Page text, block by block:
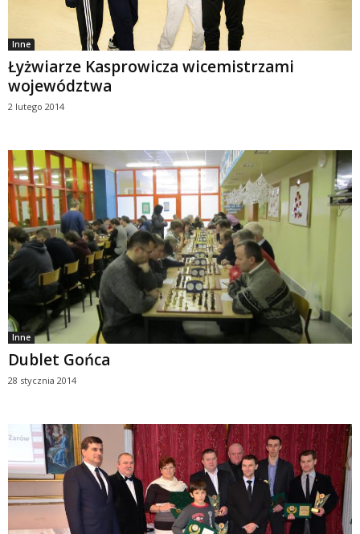
Inne
Łyżwiarze Kasprowicza wicemistrzami
województwa
2 lutego 2014
Inne
Dublet Gońca
28 stycznia 2014